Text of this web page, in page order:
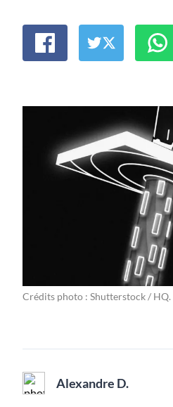
Crédits photo : Shutterstock /
Alexandre D.